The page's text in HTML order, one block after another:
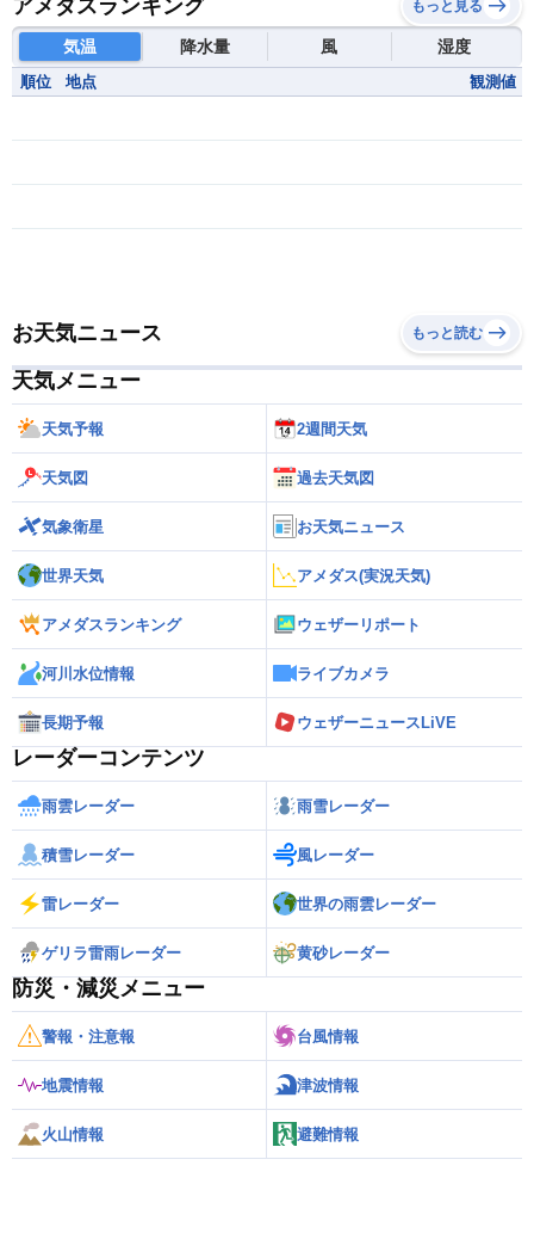
アメダスランキング もっと見る
気温 降水量 風 湿度
順位 地点 観測値
お天気ニュース もっと読む
天気メニュー
天気予報 2週間天気
天気図 過去天気図
気象衛星 お天気ニュース
世界天気 アメダス(実況天気)
アメダスランキング ウェザーリポート
河川水位情報 ライブカメラ
長期予報 ウェザーニュースLiVE
レーダーコンテンツ
雨雲レーダー 雨雪レーダー
積雪レーダー 風レーダー
雷レーダー 世界の雨雲レーダー
ゲリラ雷雨レーダー 黄砂レーダー
防災・減災メニュー
警報・注意報 台風情報
地震情報 津波情報
火山情報 避難情報